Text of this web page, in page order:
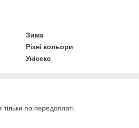
Зима
Різні кольори
Унісекс
по передоплаті.